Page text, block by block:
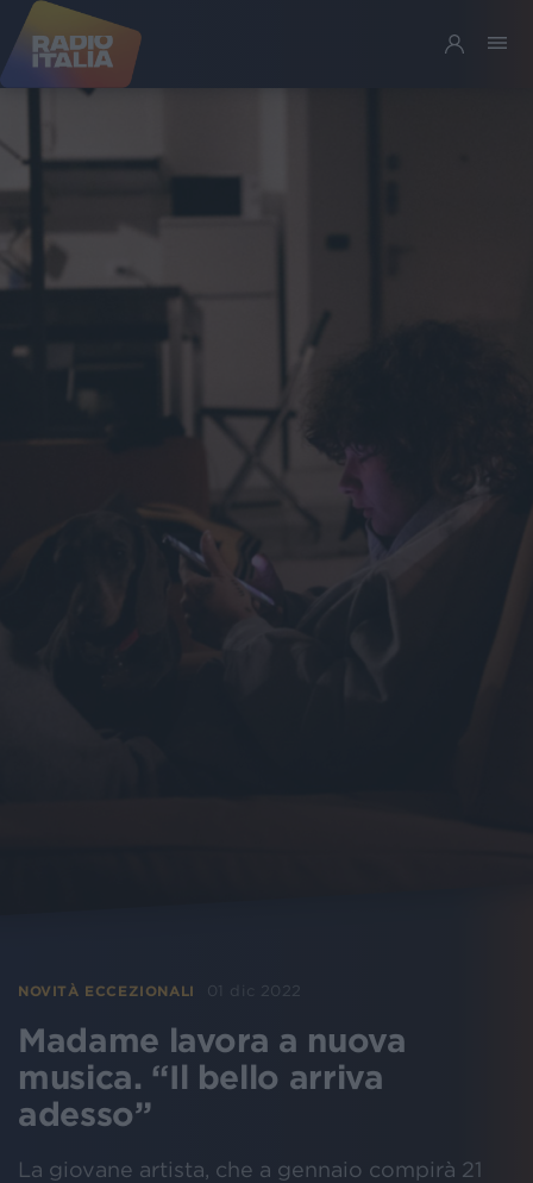
NOVITÀ ECCEZIONALI 01 dic 2022
Madame lavora a nuova
musica. “Il bello arriva
adesso”
La giovane artista, che a gennaio compirà 21